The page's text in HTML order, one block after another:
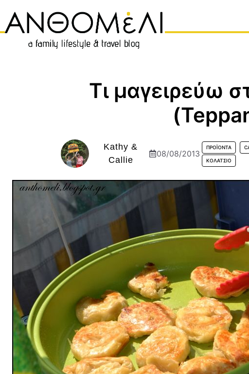
περιεχόμενο
Τι μαγειρεύω
Kathy &
Callie
08/08/2013
ΠΡΟΪΟΝΤΑ
ΚΟΛΑΤΣΙΌ